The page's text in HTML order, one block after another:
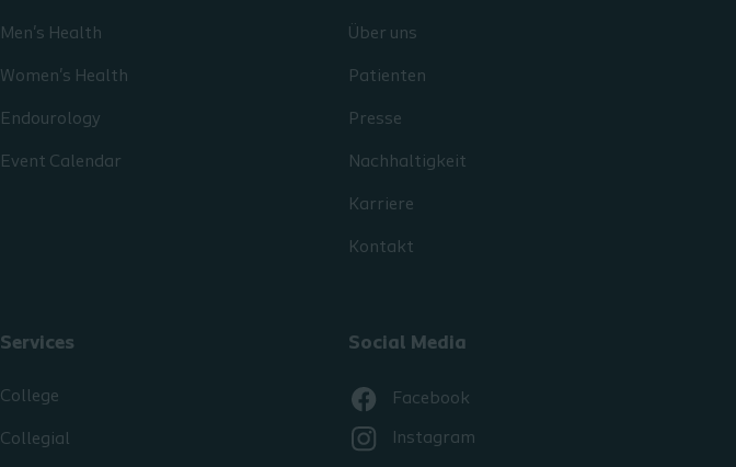
Men's Health
Women's Health
Endourology
Event Calendar
Über uns
Patienten
Presse
Nachhaltigkeit
Karriere
Kontakt
Services
College
Collegial
Social Media
Facebook
Instagram